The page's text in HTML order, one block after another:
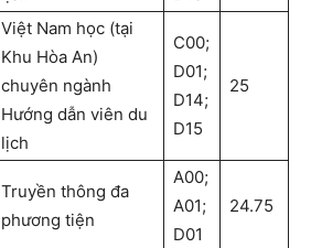
Việt Nam học (tại
Khu Hòa An)
chuyên ngành
Hướng dẫn viên du
lịch
C00;
D01;
D14;
D15
25
Truyền thông đa
phương tiện
A00;
A01;
D01
24.75